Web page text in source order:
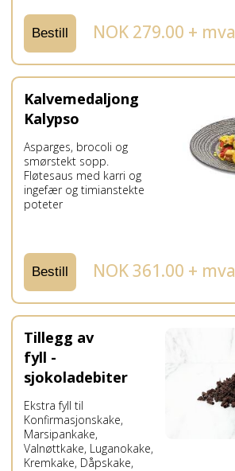
Bestill NOK 279.00 + mva
Kalvemedaljong
Kalypso
Asparges, brocoli og
smørstekt sopp.
Fløtesaus med karri og
ingefær og timianstekte
poteter
Bestill NOK 361.00 + mva
Tillegg av
fyll -
sjokoladebiter
Ekstra fyll til
Konfirmasjonskake,
Marsipankake,
Valnøttkake, Luganokake,
Kremkake, Dåpskake,